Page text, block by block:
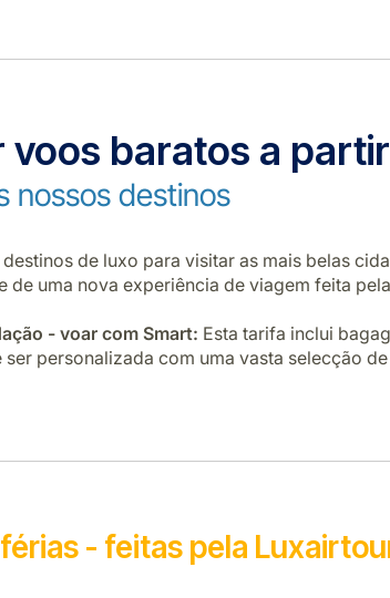
voos baratos a
nossos destinos
de luxo para visitar as mais belas
de uma nova experiência de viagem feita
- voar com Smart: Esta tarifa inclui
personalizada com uma vasta selecção
- feitas pela